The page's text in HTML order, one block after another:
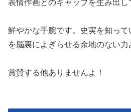
表情作画とのギャップを生み出し
鮮やかな手腕です。史実を知っ
を脳裏によぎらせる余地のない力
賞賛する他ありませんよ！